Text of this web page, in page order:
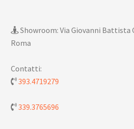
Showroom: Via Giovanni Battista
Roma
Contatti:
393.4719279
339.3765696